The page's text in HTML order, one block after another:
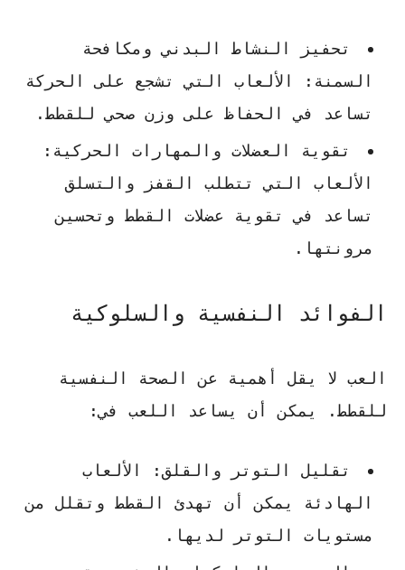
تحفيز النشاط البدني ومكافحة
السمنة : الألعاب التي تشجع على الحركة
تساعد في الحفاظ على وزن صحي للقطط.
تقوية العضلات والمهارات الحركية :
الألعاب التي تتطلب القفز والتسلق
تساعد في تقوية عضلات القطط وتحسين
مرونتها.
الفوائد النفسية والسلوكية
العب لا يقل أهمية عن الصحة النفسية
للقطط. يمكن أن يساعد اللعب في:
تقليل التوتر والقلق: الألعاب
الهادئة يمكن أن تهدئ القطط وتقلل من
مستويات التوتر لديها.